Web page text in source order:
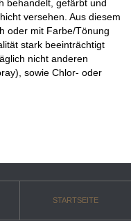
behandelt, gefärbt und
versehen. Aus diesem
oder mit Farbe/Tönung
stark beeinträchtigt
nicht anderen
sowie Chlor- oder
STARTSEITE